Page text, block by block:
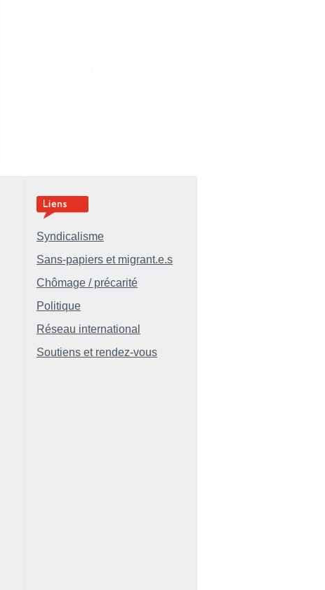
Syndicalisme
Sans-papiers et migrant.e.s
Chômage / précarité
Politique
Réseau international
Soutiens et rendez-vous